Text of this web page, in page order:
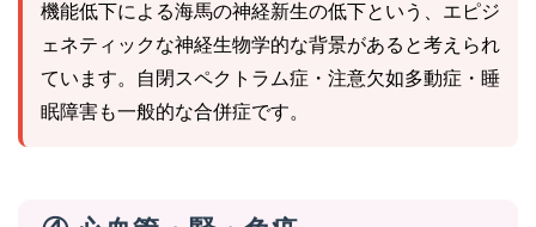
機能低下による海馬の神経新生の低下という、エピジ
ェネティックな神経生物学的な背景があると考えられ
ています。自閉スペクトラム症・注意欠如多動症・睡
眠障害も一般的な合併症です。